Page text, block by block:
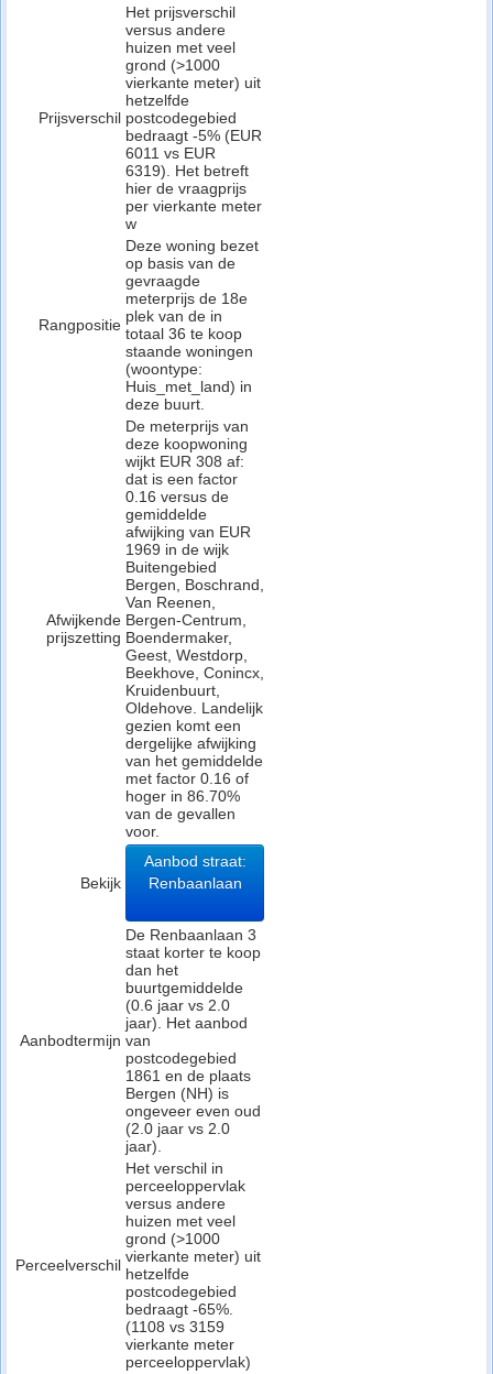
Prijsverschil
Het prijsverschil
versus andere
huizen met veel
grond (>1000
vierkante meter) uit
hetzelfde
postcodegebied
bedraagt -5% (EUR
6011 vs EUR
6319). Het betreft
hier de vraagprijs
per vierkante meter
w
Rangpositie
Deze woning bezet
op basis van de
gevraagde
meterprijs de 18e
plek van de in
totaal 36 te koop
staande woningen
(woontype:
Huis_met_land) in
deze buurt.
Afwijkende
prijszetting
De meterprijs van
deze koopwoning
wijkt EUR 308 af:
dat is een factor
0.16 versus de
gemiddelde
afwijking van EUR
1969 in de wijk
Buitengebied
Bergen, Boschrand,
Van Reenen,
Bergen-Centrum,
Boendermaker,
Geest, Westdorp,
Beekhove, Conincx,
Kruidenbuurt,
Oldehove. Landelijk
gezien komt een
dergelijke afwijking
van het gemiddelde
met factor 0.16 of
hoger in 86.70%
van de gevallen
voor.
Bekijk
Aanbod straat:
Renbaanlaan
Aanbodtermijn
De Renbaanlaan 3
staat korter te koop
dan het
buurtgemiddelde
(0.6 jaar vs 2.0
jaar). Het aanbod
van
postcodegebied
1861 en de plaats
Bergen (NH) is
ongeveer even oud
(2.0 jaar vs 2.0
jaar).
Perceelverschil
Het verschil in
perceeloppervlak
versus andere
huizen met veel
grond (>1000
vierkante meter) uit
hetzelfde
postcodegebied
bedraagt -65%.
(1108 vs 3159
vierkante meter
perceeloppervlak)